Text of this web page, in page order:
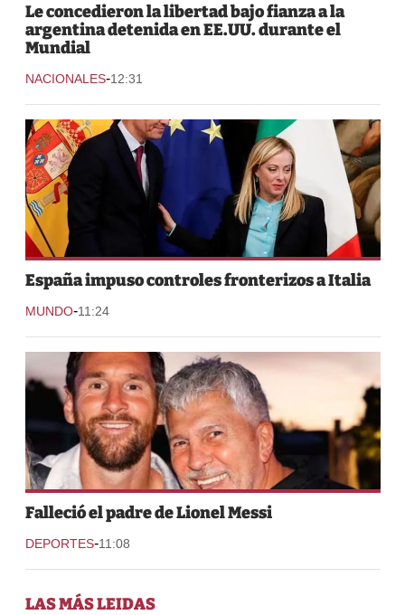
Le concedieron la libertad bajo fianza a la
argentina detenida en EE.UU. durante el
Mundial
NACIONALES-12:31
España impuso controles fronterizos a Italia
MUNDO-11:24
Falleció el padre de Lionel Messi
DEPORTES-11:08
LAS MÁS LEIDAS